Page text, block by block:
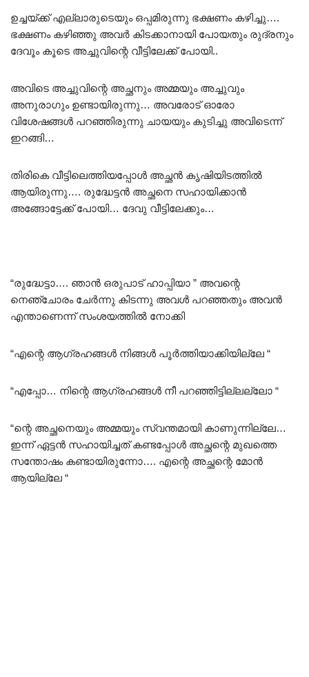
ഉച്ചയ്ക്ക് എല്ലാരുടെയും ഒപ്പമിരുന്നു ഭക്ഷണം കഴിച്ചു….
ഭക്ഷണം കഴിഞ്ഞു അവർ കിടക്കാനായി പോയതും രുദ്രനും
ദേവൂം കൂടെ അച്ചുവിന്റെ വീട്ടിലേക്ക് പോയി..
അവിടെ അച്ചുവിന്റെ അച്ഛനും അമ്മയും അച്ചുവും
അനുരാഗും ഉണ്ടായിരുന്നു… അവരോട് ഓരോ
വിശേഷങ്ങൾ പറഞ്ഞിരുന്നു ചായയും കുടിച്ചു അവിടെന്ന്
ഇറങ്ങി…
തിരികെ വീട്ടിലെത്തിയപ്പോൾ അച്ഛൻ കൃഷിയിടത്തിൽ
ആയിരുന്നു…. രുദ്ധേട്ടൻ അച്ഛനെ സഹായിക്കാൻ
അങ്ങോട്ടേക്ക് പോയി… ദേവു വീട്ടിലേക്കും…
“രുദ്ധേട്ടാ…. ഞാൻ ഒരുപാട് ഹാപ്പിയാ ” അവന്റെ
നെഞ്ചോരം ചേർന്നു കിടന്നു അവൾ പറഞ്ഞതും അവൻ
എന്താണെന്ന് സംശയത്തിൽ നോക്കി
“എന്റെ ആഗ്രഹങ്ങൾ നിങ്ങൾ പൂർത്തിയാക്കിയില്ലേ “
“എപ്പോ… നിന്റെ ആഗ്രഹങ്ങൾ നീ പറഞ്ഞിട്ടില്ലല്ലോ “
“ന്റെ അച്ഛനെയും അമ്മയും സ്വന്തമായി കാണുന്നില്ലേ…
ഇന്ന് ഏട്ടൻ സഹായിച്ചത് കണ്ടപ്പോൾ അച്ഛന്റെ മുഖത്തെ
സന്തോഷം കണ്ടായിരുന്നോ…. എന്റെ അച്ഛന്റെ മോൻ
ആയില്ലേ “